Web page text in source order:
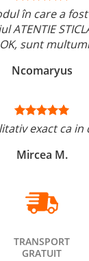
în care a
ATENTIE
sunt
Ncomaryus
exact ca in
Mircea M.
TRANSPORT
GRATUIT